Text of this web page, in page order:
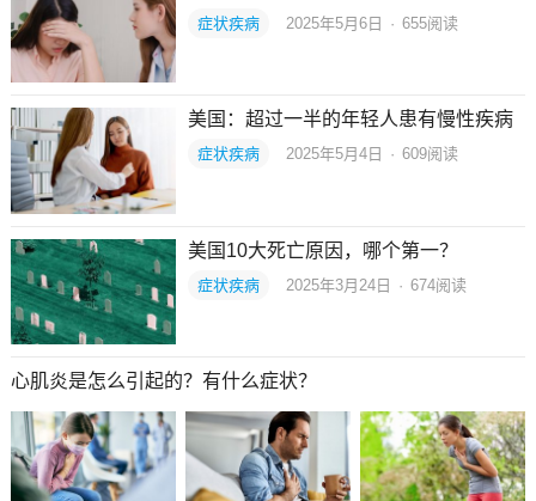
症状疾病 2025年5月6日 · 655阅读
美国：超过一半的年轻人患有慢性疾病
症状疾病 2025年5月4日 · 609阅读
美国10大死亡原因，哪个第一？
症状疾病 2025年3月24日 · 674阅读
心肌炎是怎么引起的？有什么症状？